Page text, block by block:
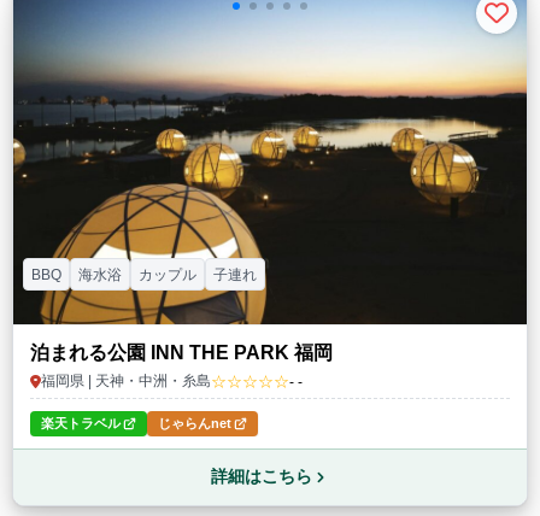
泊まれる公園 INN THE PARK 福岡
福岡県 | 天神・中洲・糸島☆☆☆☆☆- -
BBQ 海水浴 カップル 子連れ
楽天トラベル じゃらんnet
詳細はこちら